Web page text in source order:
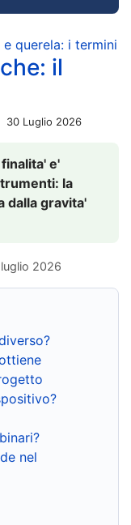
querela: i termini
il
30 Luglio 2026
e'
la
dalla gravita'
2026
nel